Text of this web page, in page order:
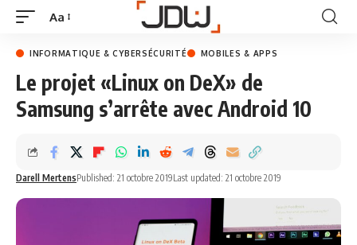
Aa
INFORMATIQUE & CYBERSÉCURITÉ MOBILES & APPS
Le projet «Linux on DeX» de
Samsung s’arrête avec Android 10
Darell MertensPublished: 21 octobre 2019Last updated: 21 octobre 2019